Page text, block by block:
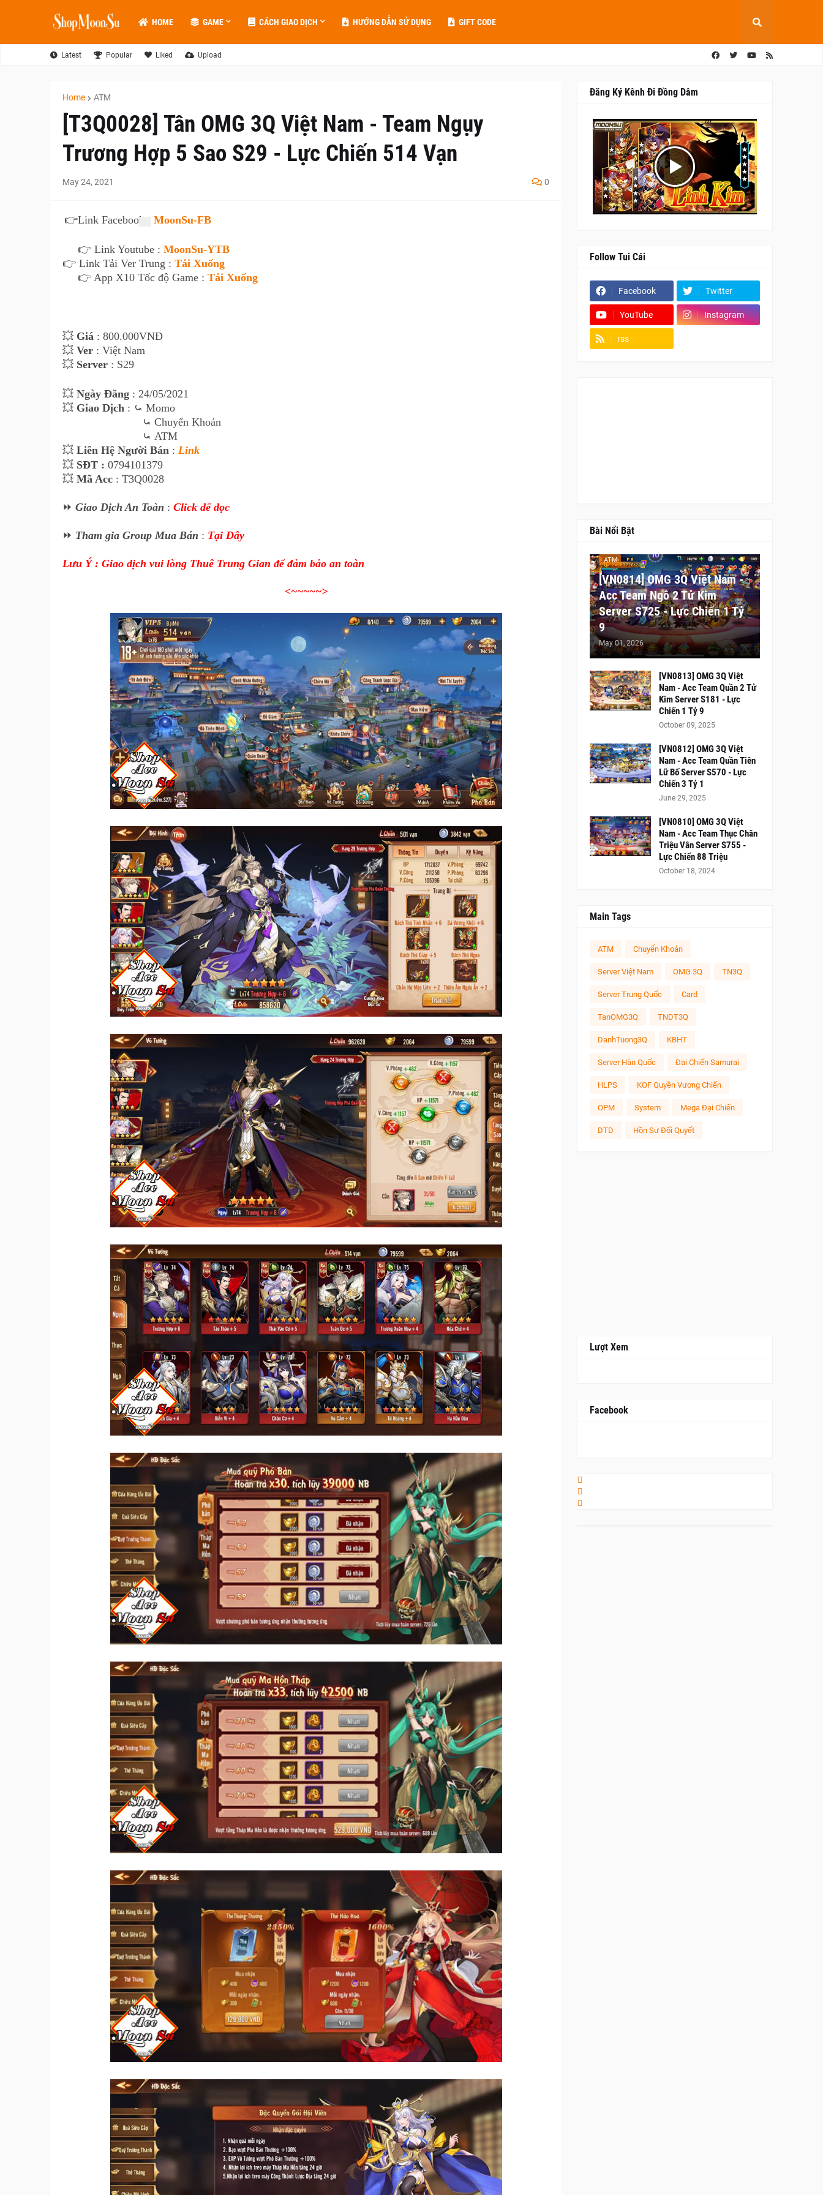
HOME GAME CÁCH GIAO DỊCH HƯỚNG DẪN SỬ DỤNG GIFT CODE
Latest Popular Liked Upload
Home ATM
[T3Q0028] Tân OMG 3Q Việt Nam - Team Ngụy
Trương Hợp 5 Sao S29 - Lực Chiến 514 Vạn
May 24, 2021 0
👉Link Facebook : MoonSu-FB
👉 Link Youtube : MoonSu-YTB
👉 Link Tải Ver Trung : Tải Xuống
👉 App X10 Tốc độ Game : Tải Xuống
💥 Giá : 800.000VNĐ
💥 Ver : Việt Nam
💥 Server : S29
💥 Ngày Đăng : 24/05/2021
💥 Giao Dịch : ⤿ Momo
⤿ Chuyển Khoản
⤿ ATM
💥 Liên Hệ Người Bán : Link
💥 SĐT : 0794101379
💥 Mã Acc : T3Q0028
⏩ Giao Dịch An Toàn : Click để đọc
⏩ Tham gia Group Mua Bán : Tại Đây
Lưu Ý : Giao dịch vui lòng Thuê Trung Gian để đảm bảo an toàn
<~~~~~>
Đăng Ký Kênh Đi Đồng Dâm
Follow Tui Cái
Facebook Twitter
YouTube Instagram
rss
Bài Nổi Bật
ATM
[VN0814] OMG 3Q Việt Nam -
Acc Team Ngô 2 Tử Kim
Server S725 - Lực Chiến 1 Tỷ
9
May 01, 2026
[VN0813] OMG 3Q Việt
Nam - Acc Team Quần 2 Tử
Kim Server S181 - Lực
Chiến 1 Tỷ 9
October 09, 2025
[VN0812] OMG 3Q Việt
Nam - Acc Team Quần Tiên
Lữ Bố Server S570 - Lực
Chiến 3 Tỷ 1
June 29, 2025
[VN0810] OMG 3Q Việt
Nam - Acc Team Thục Chân
Triệu Vân Server S755 -
Lực Chiến 88 Triệu
October 18, 2024
Main Tags
ATM Chuyển Khoản
Server Việt Nam OMG 3Q TN3Q
Server Trung Quốc Card
TanOMG3Q TNDT3Q
DanhTuong3Q KBHT
Server Hàn Quốc Đại Chiến Samurai
HLPS KOF Quyền Vương Chiến
OPM System Mega Đại Chiến
DTD Hồn Sư Đối Quyết
Lượt Xem
Facebook